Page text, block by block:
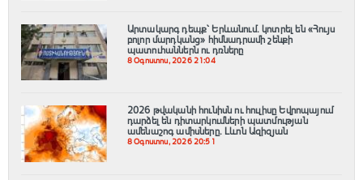
Արտակարգ դեպք՝ Երևանում․ կոտրել են «Հույս
բոլոր մարդկանց» հիմնադրամի շենքի
պատուհաններն ու դռները
8 Օգոստոս, 2026 21:04
2026 թվականի հունիսն ու հուլիսը Եվրոպայում
դարձել են դիտարկումների պատմության
ամենաշոգ ամիսները․ Լևոն Ազիզյան
8 Օգոստոս, 2026 20:51